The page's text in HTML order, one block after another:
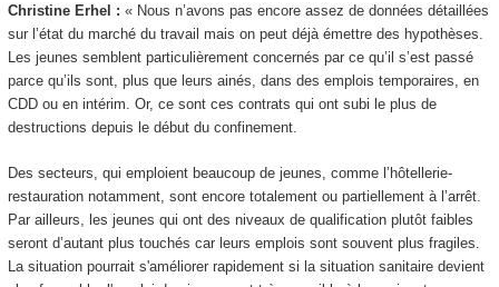
Christine Erhel : « Nous n’avons pas encore assez de données détaillées
sur l’état du marché du travail mais on peut déjà émettre des hypothèses.
Les jeunes semblent particulièrement concernés par ce qu’il s’est passé
parce qu’ils sont, plus que leurs ainés, dans des emplois temporaires, en
CDD ou en intérim. Or, ce sont ces contrats qui ont subi le plus de
destructions depuis le début du confinement.
Des secteurs, qui emploient beaucoup de jeunes, comme l’hôtellerie-
restauration notamment, sont encore totalement ou partiellement à l’arrêt.
Par ailleurs, les jeunes qui ont des niveaux de qualification plutôt faibles
seront d’autant plus touchés car leurs emplois sont souvent plus fragiles.
La situation pourrait s'améliorer rapidement si la situation sanitaire devient